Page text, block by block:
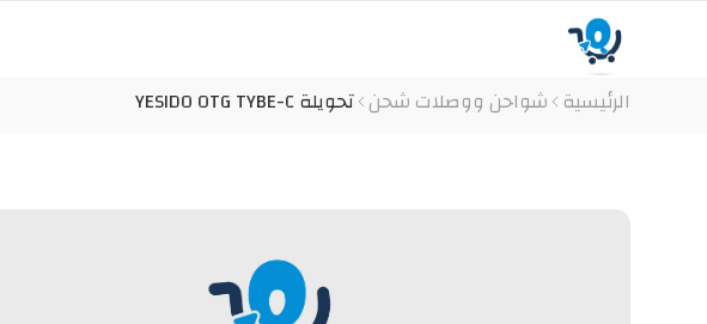
الرئيسية شواحن ووصلات شحن تحويلة YESIDO OTG TYBE-C